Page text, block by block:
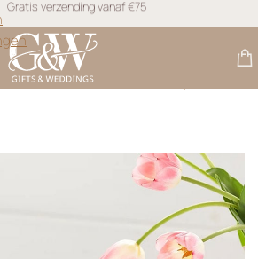
Snel geleverd
Gratis personalisatie
met Naam